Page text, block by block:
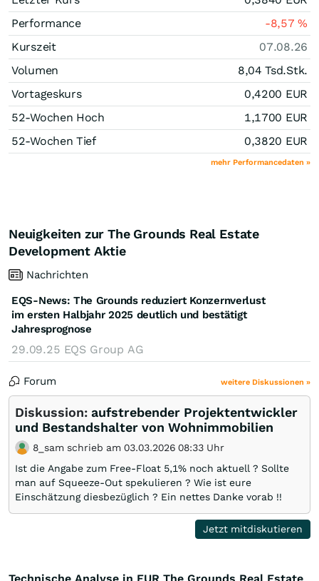
Performance
-8,57%
Kurszeit
07.08.26
Volumen
8,04 Tsd.Stk.
Vortageskurs
0,4200 EUR
52-Wochen Hoch
1,1700 EUR
52-Wochen Tief
0,3820 EUR
mehr Performancedaten »
Neuigkeiten zur The Grounds Real Estate
Development Aktie
Nachrichten
EQS-News: The Grounds reduziert Konzernverlust
im ersten Halbjahr 2025 deutlich und bestätigt
Jahresprognose
29.09.25 EQS Group AG
Forum weitere Diskussionen »
Diskussion: aufstrebender Projektentwickler
und Bestandshalter von Wohnimmobilien
8_sam schrieb am 03.03.2026 08:33 Uhr
Ist die Angabe zum Free-Float 5,1% noch aktuell ? Sollte
man auf Squeeze-Out spekulieren ? Wie ist eure
Einschätzung diesbezüglich ? Ein nettes Danke vorab !!
Jetzt mitdiskutieren
Technische Analyse in EUR The Grounds Real Estate